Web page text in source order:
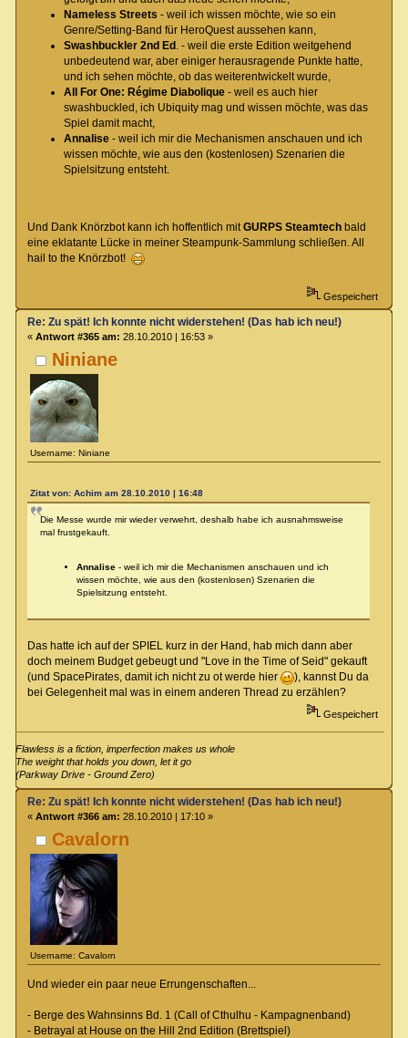
Nameless Streets - weil ich wissen möchte, wie so ein
Genre/Setting-Band für HeroQuest aussehen kann,
Swashbuckler 2nd Ed. - weil die erste Edition weitgehend
unbedeutend war, aber einiger herausragende Punkte hatte,
und ich sehen möchte, ob das weiterentwickelt wurde,
All For One: Régime Diabolique- weil es auch hier
swashbuckled, ich Ubiquity mag und wissen möchte, was das
Spiel damit macht,
Annalise- weil ich mir die Mechanismen anschauen und ich
wissen möchte, wie aus den (kostenlosen) Szenarien die
Spielsitzung entsteht.
Und Dank Knörzbot kann ich hoffentlich mitGURPS Steamtechbald
eine eklatante Lücke in meiner Steampunk-Sammlung schließen. All
hail to the Knörzbot!
Gespeichert
Niniane
Username: Niniane
Re: Zu spät! Ich konnte nicht widerstehen! (Das hab ich neu!)
« Antwort #365 am: 28.10.2010 | 16:53 »
Zitat von: Achim am 28.10.2010 | 16:48
Die Messe wurde mir wieder verwehrt, deshalb habe ich ausnahmsweise
mal frustgekauft.
Annalise- weil ich mir die Mechanismen anschauen und ich
wissen möchte, wie aus den (kostenlosen) Szenarien die
Spielsitzung entsteht.
Das hatte ich auf der SPIEL kurz in der Hand, hab mich dann aber
doch meinem Budget gebeugt und "Love in the Time of Seid" gekauft
(und SpacePirates, damit ich nicht zu ot werde hier
), kannst Du da
bei Gelegenheit mal was in einem anderen Thread zu erzählen?
Gespeichert
Flawless is a fiction, imperfection makes us whole
The weight that holds you down, let it go
(Parkway Drive - Ground Zero)
Cavalorn
Username: Cavalorn
Re: Zu spät! Ich konnte nicht widerstehen! (Das hab ich neu!)
« Antwort #366 am: 28.10.2010 | 17:10 »
Und wieder ein paar neue Errungenschaften...
- Berge des Wahnsinns Bd. 1 (Call of Cthulhu - Kampagnenband)
- Betrayal at House on the Hill 2nd Edition (Brettspiel)